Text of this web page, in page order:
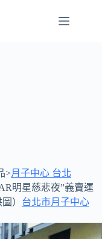
>月子中心 台北
明星慈悲夜”義賣運
） 台北市月子中心